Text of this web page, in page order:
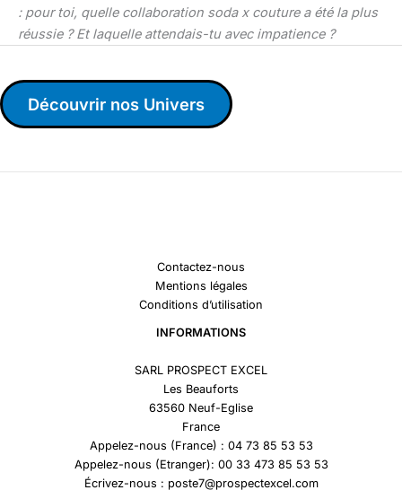
: pour toi, quelle collaboration soda x couture a été la plus
réussie ? Et laquelle attendais-tu avec impatience ?
Découvrir nos Univers
Contactez-nous
Mentions légales
Conditions d’utilisation
INFORMATIONS
SARL PROSPECT EXCEL
Les Beauforts
63560 Neuf-Eglise
France
Appelez-nous (France) : 04 73 85 53 53
Appelez-nous (Etranger): 00 33 473 85 53 53
Écrivez-nous : poste7@prospectexcel.com